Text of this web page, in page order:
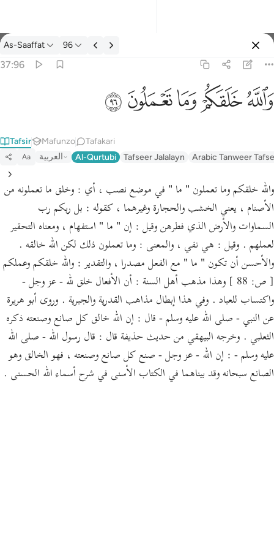
Tafsir: As-Saaffat 37:96
As-Saaffat 96
37:96
وَٱللَّهُ خَلَقَكُمْ وَمَا تَعْمَلُونَ ٩٦
ﲤﲥﲦﲧﲨ
Tafsir Mafunzo Tafakari
Aa العربية Al-Qurtubi Tafseer Jalalayn Arabic Tanweer
والله خلقكم وما تعملون " ما " في موضع نصب ، أي : وخلق ما تعملونه من
الأصنام ، يعني الخشب والحجارة وغيرهما ، كقوله : بل ربكم رب
السماوات والأرض الذي فطرهن وقيل : إن " ما " استفهام ، ومعناه التحقير
لعملهم . وقيل : هي نفي ، والمعنى : وما تعملون ذلك لكن الله خالقه .
والأحسن أن تكون " ما " مع الفعل مصدرا ، والتقدير : والله خلقكم وعملكم
[ ص: 88 ] وهذا مذهب أهل السنة : أن الأفعال خلق لله - عز وجل -
واكتساب للعباد . وفي هذا إبطال مذاهب القدرية والجبرية . وروى أبو هريرة
عن النبي - صلى الله عليه وسلم - قال : إن الله خالق كل صانع وصنعته ذكره
الثعلبي . وخرجه البيهقي من حديث حذيفة قال : قال رسول الله - صلى الله
عليه وسلم - : إن الله - عز وجل - صنع كل صانع وصنعته ، فهو الخالق وهو
الصانع سبحانه وقد بيناهما في الكتاب الأسنى في شرح أسماء الله الحسنى .